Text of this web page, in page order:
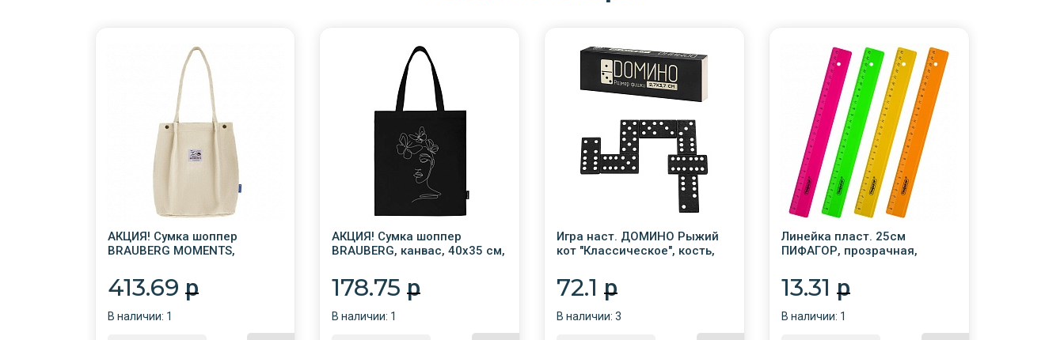
АКЦИЯ! Сумка шоппер
BRAUBERG MOMENTS,
413.69 p
В наличии: 1
АКЦИЯ! Сумка шоппер
BRAUBERG, канвас, 40х35 см,
178.75p
В наличии: 1
Игра наст. ДОМИНО Рыжий
кот "Классическое", кость,
72.1 p
В наличии: 3
Линейка пласт. 25см
ПИФАГОР, прозрачная,
13.31 p
В наличии: 1